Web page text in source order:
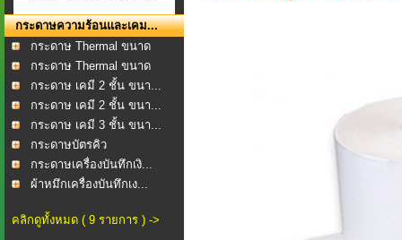
กระดาษความร้อนและเคม...
กระดาษ Thermal ขนาด
57...
กระดาษ Thermal ขนาด
80...
กระดาษ เคมี 2 ชั้น ขนา...
กระดาษ เคมี 2 ชั้น ขนา...
กระดาษ เคมี 3 ชั้น ขนา...
กระดาษบัตรคิว
กระดาษเครื่องบันทึกเงิ...
ผ้าหมึกเครื่องบันทึกเง...
คลิกดูทั้งหมด ( 9 รายการ ) ->